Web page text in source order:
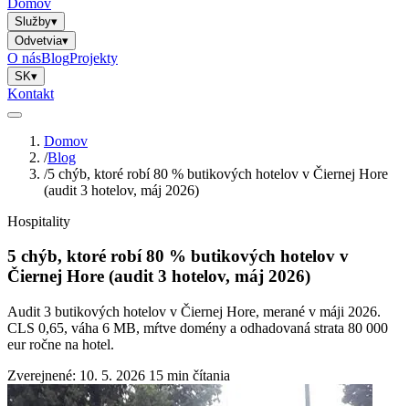
Služby▾
Odvetvia▾
O násBlogProjekty
SK▾
Kontakt
Domov
/Blog
/5 chýb, ktoré robí 80 % butikových hotelov v Čiernej Hore
(audit 3 hotelov, máj 2026)
Hospitality
5 chýb, ktoré robí 80 % butikových hotelov v
Čiernej Hore (audit 3 hotelov, máj 2026)
Audit 3 butikových hotelov v Čiernej Hore, merané v máji 2026.
CLS 0,65, váha 6 MB, mŕtve domény a odhadovaná strata 80 000
eur ročne na hotel.
Zverejnené: 10. 5. 2026 15 min čítania